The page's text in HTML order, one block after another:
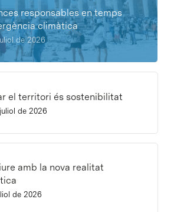
responsables en temps
climàtica
de 2026
el territori és sostenibilitat
de 2026
amb la nova realitat
de 2026